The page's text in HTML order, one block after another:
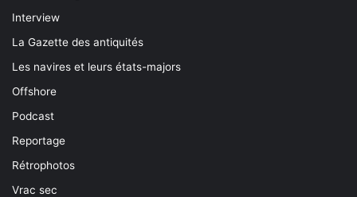
Interview
La Gazette des antiquités
Les navires et leurs états-majors
Offshore
Podcast
Reportage
Rétrophotos
Vrac sec